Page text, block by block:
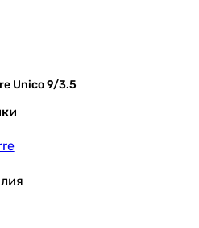
Unico 9/3.5